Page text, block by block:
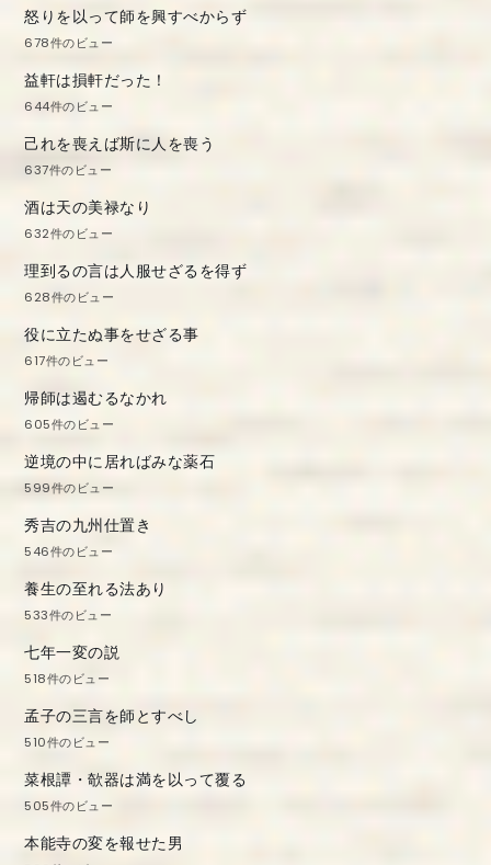
怒りを以って師を興すべからず
678件のビュー
益軒は損軒だった！
644件のビュー
己れを喪えば斯に人を喪う
637件のビュー
酒は天の美禄なり
632件のビュー
理到るの言は人服せざるを得ず
628件のビュー
役に立たぬ事をせざる事
617件のビュー
帰師は遏むるなかれ
605件のビュー
逆境の中に居ればみな薬石
599件のビュー
秀吉の九州仕置き
546件のビュー
養生の至れる法あり
533件のビュー
七年一変の説
518件のビュー
孟子の三言を師とすべし
510件のビュー
菜根譚・欹器は満を以って覆る
505件のビュー
本能寺の変を報せた男